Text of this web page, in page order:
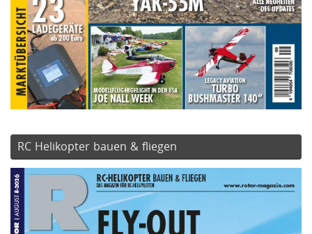
RC Helikopter bauen & fliegen